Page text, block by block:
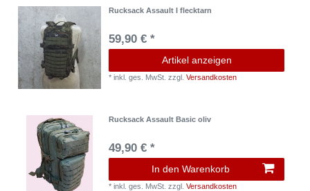
Rucksack Assault I flecktarn
59,90 € *
Artikel anzeigen
*inkl. ges. MwSt. zzgl.Versandkosten
Rucksack Assault Basic oliv
49,90 € *
In den Warenkorb
*inkl. ges. MwSt. zzgl.Versandkosten